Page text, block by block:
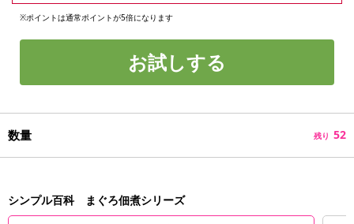
※ポイントは通常ポイントが5倍になります
お試しする
数量 残り 52
シンプル百科 まぐろ佃煮シリーズ